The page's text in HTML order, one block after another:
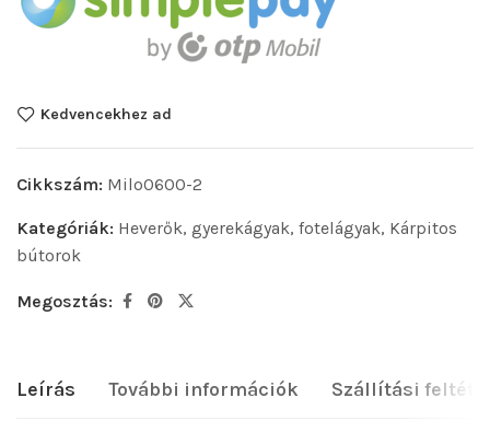
Kedvencekhez ad
Cikkszám: Milo0600-2
Kategóriák: Heverők, gyerekágyak, fotelágyak, Kárpitos
bútorok
Megosztás:
Leírás További információk Szállítási